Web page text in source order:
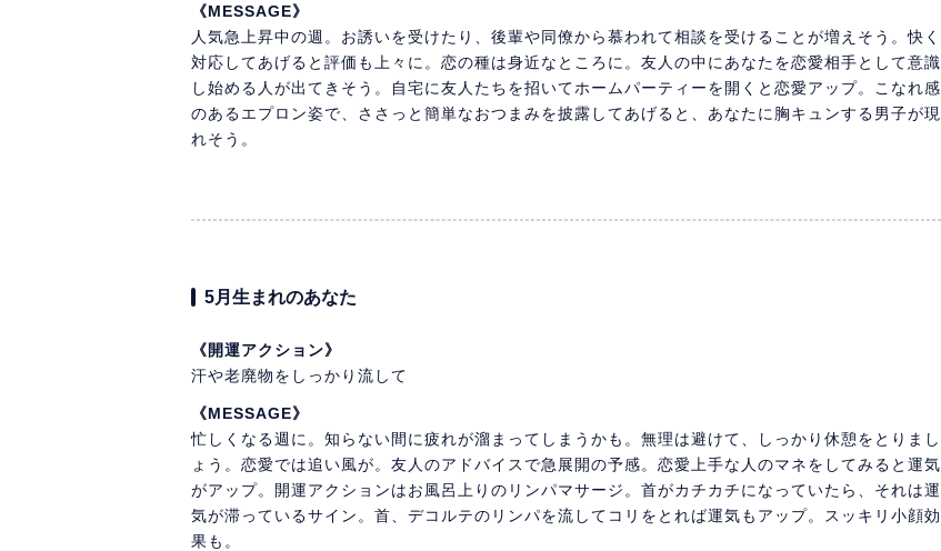
《MESSAGE》
人気急上昇中の週。お誘いを受けたり、後輩や同僚から慕われて相談を受けることが増えそう。快く
対応してあげると評価も上々に。恋の種は身近なところに。友人の中にあなたを恋愛相手として意識
し始める人が出てきそう。自宅に友人たちを招いてホームパーティーを開くと恋愛アップ。こなれ感
のあるエプロン姿で、ささっと簡単なおつまみを披露してあげると、あなたに胸キュンする男子が現
れそう。
5月生まれのあなた
《開運アクション》
汗や老廃物をしっかり流して
《MESSAGE》
忙しくなる週に。知らない間に疲れが溜まってしまうかも。無理は避けて、しっかり休憩をとりまし
ょう。恋愛では追い風が。友人のアドバイスで急展開の予感。恋愛上手な人のマネをしてみると運気
がアップ。開運アクションはお風呂上りのリンパマサージ。首がカチカチになっていたら、それは運
気が滞っているサイン。首、デコルテのリンパを流してコリをとれば運気もアップ。スッキリ小顔効
果も。